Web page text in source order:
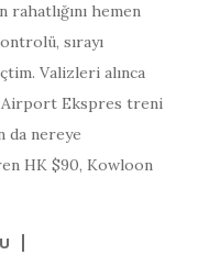
hemen
sırayı
Valizleri alınca
Airport Ekspres treni
da nereye
HK $90, Kowloon